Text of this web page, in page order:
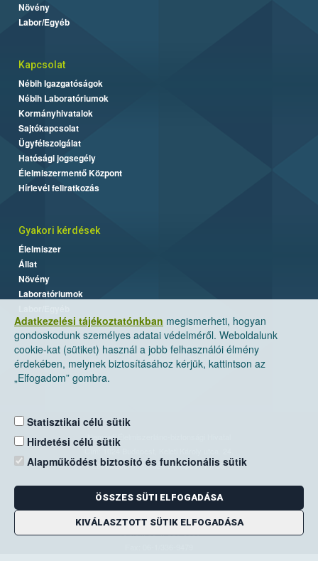
Adatkezelési tájékoztatónkban megismerheti, hogyan
gondoskodunk személyes adatai védelméről. Weboldalunk
cookie-kat (sütiket) használ a jobb felhasználói élmény
érdekében, melynek biztosításához kérjük, kattintson az
„Elfogadom” gombra.
Statisztikai célú sütik
Hirdetési célú sütik
Alapműködést biztosító és funkcionális sütik
ÖSSZES SÜTI ELFOGADÁSA
KIVÁLASZTOTT SÜTIK ELFOGADÁSA
Növény
Labor/Egyéb
Kapcsolat
Nébih Igazgatóságok
Nébih Laboratóriumok
Kormányhivatalok
Sajtókapcsolat
Ügyfélszolgálat
Hatósági jogsegély
Élelmiszermentő Központ
Hírlevél feliratkozás
Gyakori kérdések
Élelmiszer
Állat
Növény
Laboratóriumok
Nemzeti Élelmiszerlánc-biztonsági Hivatal
Levelezési cím: 1525 Budapest. Pf. 30.
E-mail:ugyfelszolgalat@nebih.gov.hu
Zöld szám: 06-80/263-244
Telefon: 06-1/ 336-9000